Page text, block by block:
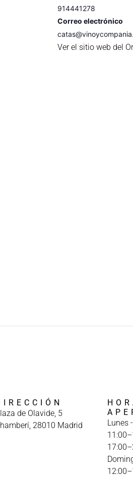
914441278
Correo electrónico
Ver el sitio web del
de Olavide, 5
28010 Madrid
Lunes